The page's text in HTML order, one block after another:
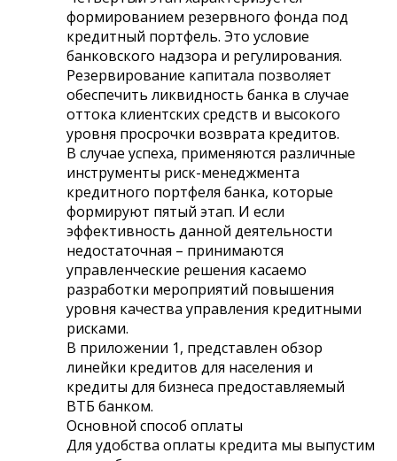
формированием резервного фонда под
кредитный портфель. Это условие
банковского надзора и регулирования.
Резервирование капитала позволяет
обеспечить ликвидность банка в случае
оттока клиентских средств и высокого
уровня просрочки возврата кредитов.
В случае успеха, применяются различные
инструменты риск-менеджмента
кредитного портфеля банка, которые
формируют пятый этап. И если
эффективность данной деятельности
недостаточная – принимаются
управленческие решения касаемо
разработки мероприятий повышения
уровня качества управления кредитными
рисками.
В приложении 1, представлен обзор
линейки кредитов для населения и
кредиты для бизнеса предоставляемый
ВТБ банком.
Основной способ оплаты
Для удобства оплаты кредита мы выпустим